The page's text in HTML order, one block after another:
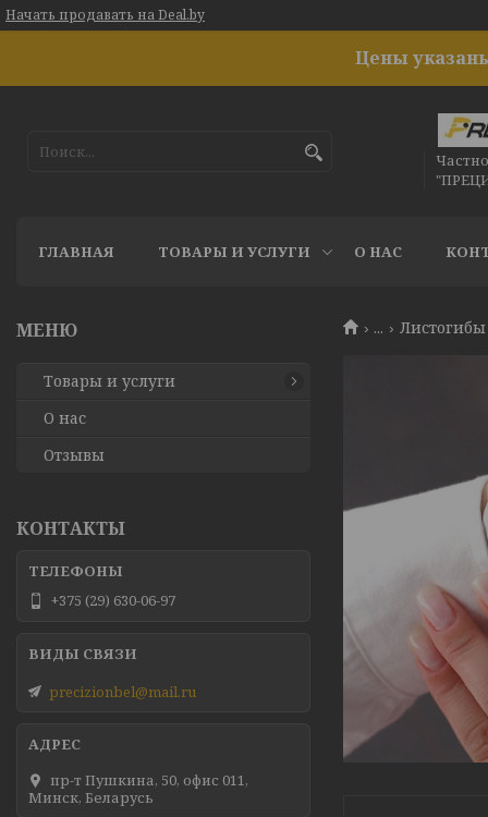
Начать продавать на Deal.by
Цены
ГЛАВНАЯ ТОВАРЫ И УСЛУГИ О НАС
...
Товары и услуги
О нас
Отзывы
КОНТАКТЫ
+375 (29) 630-06-97
precizionbel@mail.ru
пр-т Пушкина, 50, офис 011,
Минск, Беларусь